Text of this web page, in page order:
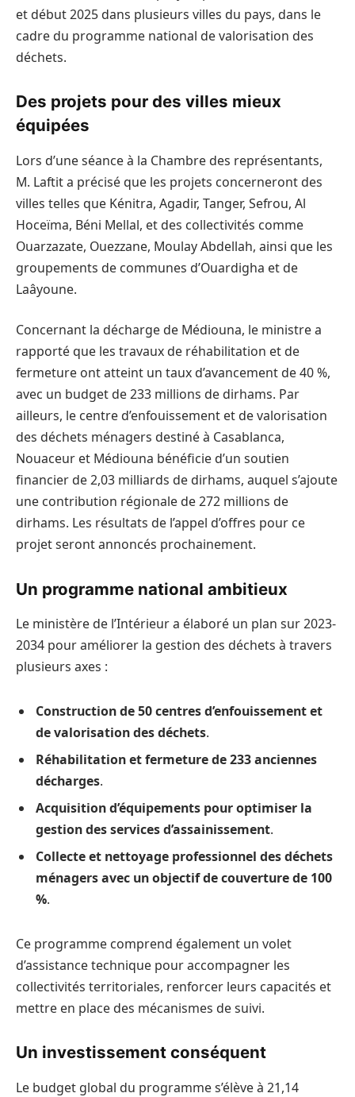
et début 2025 dans plusieurs villes du pays, dans le
cadre du programme national de valorisation des
déchets.
Des projets pour des villes mieux
équipées
Lors d’une séance à la Chambre des représentants,
M. Laftit a précisé que les projets concerneront des
villes telles que Kénitra, Agadir, Tanger, Sefrou, Al
Hoceïma, Béni Mellal, et des collectivités comme
Ouarzazate, Ouezzane, Moulay Abdellah, ainsi que les
groupements de communes d’Ouardigha et de
Laâyoune.
Concernant la décharge de Médiouna, le ministre a
rapporté que les travaux de réhabilitation et de
fermeture ont atteint un taux d’avancement de 40 %,
avec un budget de 233 millions de dirhams. Par
ailleurs, le centre d’enfouissement et de valorisation
des déchets ménagers destiné à Casablanca,
Nouaceur et Médiouna bénéficie d’un soutien
financier de 2,03 milliards de dirhams, auquel s’ajoute
une contribution régionale de 272 millions de
dirhams. Les résultats de l’appel d’offres pour ce
projet seront annoncés prochainement.
Un programme national ambitieux
Le ministère de l’Intérieur a élaboré un plan sur 2023-
2034 pour améliorer la gestion des déchets à travers
plusieurs axes :
Construction de 50 centres d’enfouissement et
de valorisation des déchets.
Réhabilitation et fermeture de 233 anciennes
décharges.
Acquisition d’équipements pour optimiser la
gestion des services d’assainissement.
Collecte et nettoyage professionnel des déchets
ménagers avec un objectif de couverture de 100
%.
Ce programme comprend également un volet
d’assistance technique pour accompagner les
collectivités territoriales, renforcer leurs capacités et
mettre en place des mécanismes de suivi.
Un investissement conséquent
Le budget global du programme s’élève à 21,14